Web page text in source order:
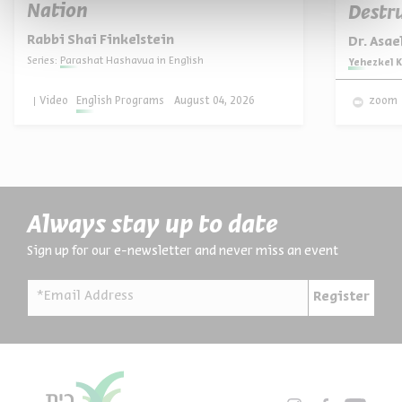
Nation
Rabbi Shai Finkelstein
Series: Parashat Hashavua in English
English Programs
Video August 04, 2026
Dr.
Series:
Yehezkel
zoom
Always stay up to date
Sign up for our e-newsletter and never miss an event
*Email Address Register